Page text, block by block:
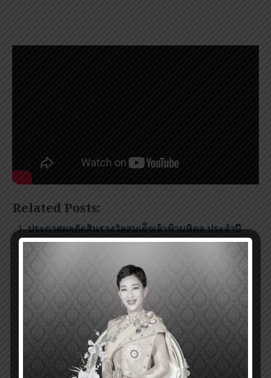
Related Posts:
ประกาศผลตัดสินรางวัลสมเด็จเจ้าฟ้ามหิดล ประจำปี
2549
พิธีเปิดการประชุมวิชาการรางวัลสมเด็จเจ้าฟ้ามหิดล
ประจำปี 2550
การประชุมวิชาการรางวัลสมเด็จเจ้าฟ้ามหิดลประจำปี
พ.ศ. 2553
พิธีพระราชทานรางวัลสมเด็จเจ้าฟ้ามหิดล ประจำปี
๒๕๕๔
Last Call for Nominations: Prince Mahidol
Award Deadline May 31